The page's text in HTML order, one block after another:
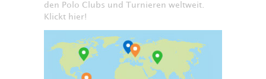
den Polo Clubs und Turnieren weltweit.
Klickt hier!